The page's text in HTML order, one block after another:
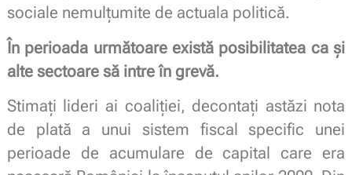
sociale nemulțumite de actuala politică.
În perioada următoare există posibilitatea ca și
alte sectoare să intre în grevă.
Stimați lideri ai coaliției, decontați astăzi nota
de plată a unui sistem fiscal specific unei
perioade de acumulare de capital care era